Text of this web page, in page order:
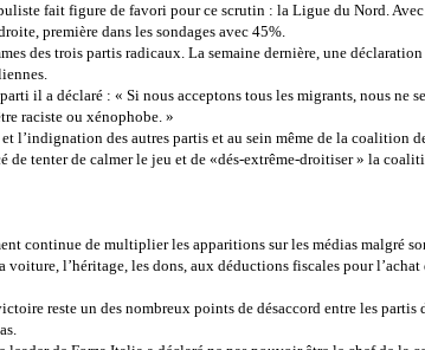
fait figure de favori pour ce scrutin : la Ligue du Nord.
première dans les sondages avec 45%.
des trois partis radicaux. La semaine dernière, une
il a déclaré : « Si nous acceptons tous les migrants, nous
raciste ou xénophobe. »
l’indignation des autres partis et au sein même de la
de tenter de calmer le jeu et de «dés-extrême-droitiser » la
continue de multiplier les apparitions sur les médias malgré
voiture, l’héritage, les dons, aux déductions fiscales pour
reste un des nombreux points de désaccord entre les